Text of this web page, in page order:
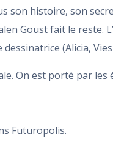
son histoire, son
Goust fait le reste.
(Alicia,
On est porté par
Futuropolis.